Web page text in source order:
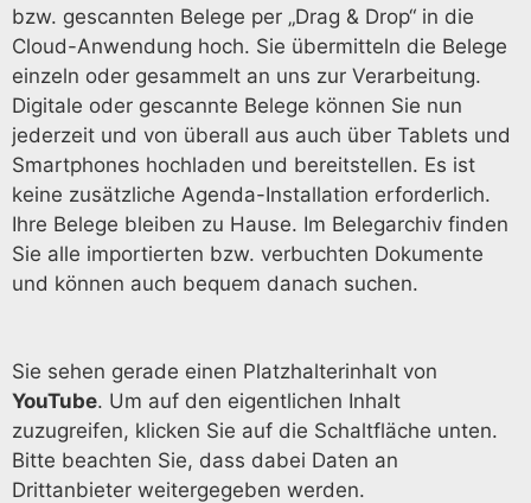
bzw. gescannten Belege per „Drag & Drop“ in die
Cloud-Anwendung hoch. Sie übermitteln die Belege
einzeln oder gesammelt an uns zur Verarbeitung.
Digitale oder gescannte Belege können Sie nun
jederzeit und von überall aus auch über Tablets und
Smartphones hochladen und bereitstellen. Es ist
keine zusätzliche Agenda-Installation erforderlich.
Ihre Belege bleiben zu Hause. Im Belegarchiv finden
Sie alle importierten bzw. verbuchten Dokumente
und können auch bequem danach suchen.
Sie sehen gerade einen Platzhalterinhalt von
YouTube. Um auf den eigentlichen Inhalt
zuzugreifen, klicken Sie auf die Schaltfläche unten.
Bitte beachten Sie, dass dabei Daten an
Drittanbieter weitergegeben werden.